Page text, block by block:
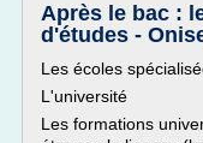
Après le bac :
d'études -
Les écoles
L'université
Les formations